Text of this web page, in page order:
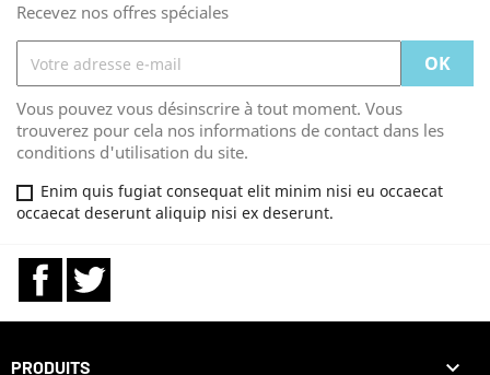
Recevez nos offres spéciales
Vous pouvez vous désinscrire à tout moment. Vous
trouverez pour cela nos informations de contact dans les
conditions d'utilisation du site.
Enim quis fugiat consequat elit minim nisi eu occaecat
occaecat deserunt aliquip nisi ex deserunt.
Facebook
PRODUITS 